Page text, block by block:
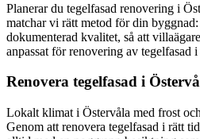
Planerar du tegelfasad renovering i
matchar vi rätt metod för din
dokumenterad kvalitet, så att
anpassat för renovering av tegelfasad
Renovera tegelfasad i
Lokalt klimat i Östervåla med frost
Genom att renovera tegelfasad i rätt